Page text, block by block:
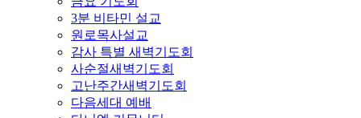
3분 비타민 설교
원로목사설교
감사 특별 새벽기도회
사순절새벽기도회
고난주간새벽기도회
다음세대 예배